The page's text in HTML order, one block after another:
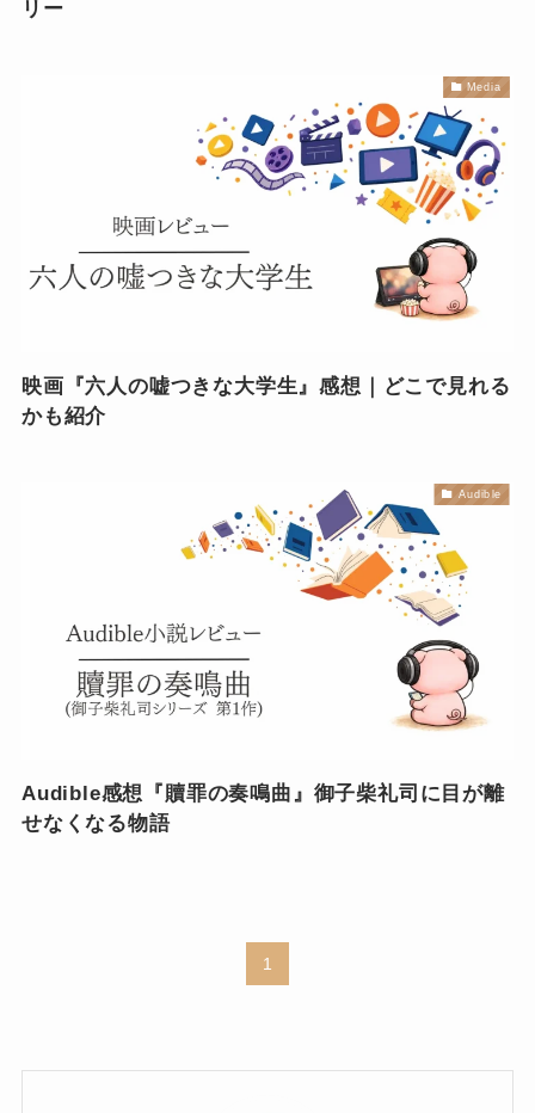
リー
Media
映画『六人の嘘つきな大学生』感想｜どこで見れる
かも紹介
Audible
Audible感想『贖罪の奏鳴曲』御子柴礼司に目が離
せなくなる物語
1